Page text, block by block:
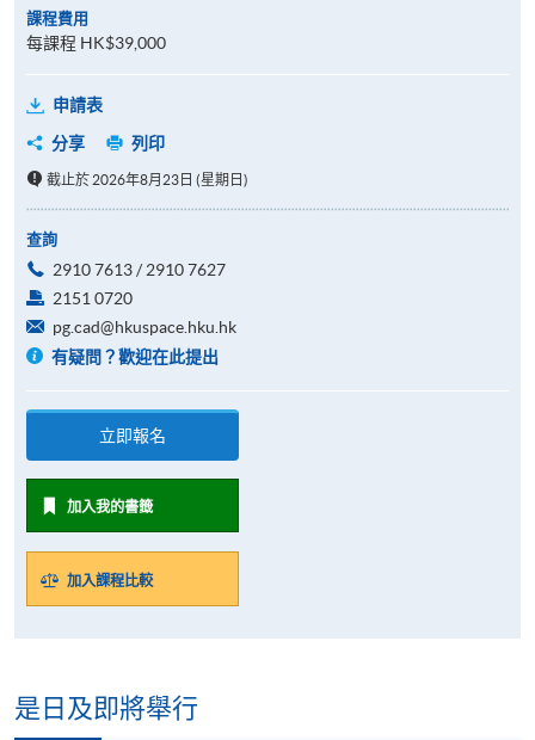
課程費用
每課程 HK$39,000
申請表
分享
列印
截止於 2026年8月23日 (星期日)
查詢
2910 7613 / 2910 7627
2151 0720
pg.cad@hkuspace.hku.hk
有疑問？歡迎在此提出
立即報名
加入我的書籤
加入課程比較
是日及即將舉行